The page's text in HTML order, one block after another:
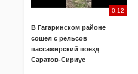
0:12
В Гагаринском районе
сошел с рельсов
пассажирский поезд
Саратов-Сириус